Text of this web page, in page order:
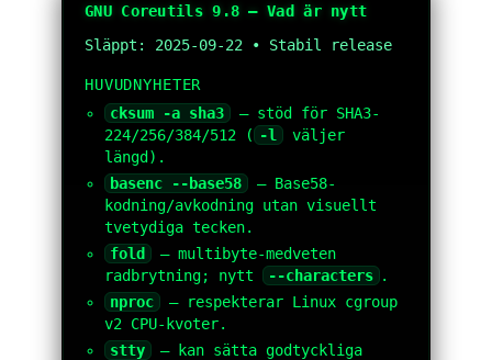
GNU Coreutils 9.8 — Vad är nytt
Släppt: 2025-09-22 • Stabil release
HUVUDNYHETER
cksum -a sha3 — stöd för SHA3-
224/256/384/512 ( -l väljer
längd).
basenc --base58 — Base58-
kodning/avkodning utan visuellt
tvetydiga tecken.
fold — multibyte-medveten
radbrytning; nytt
--characters .
nproc — respekterar Linux cgroup
v2 CPU-kvoter.
stty — kan sätta godtyckliga